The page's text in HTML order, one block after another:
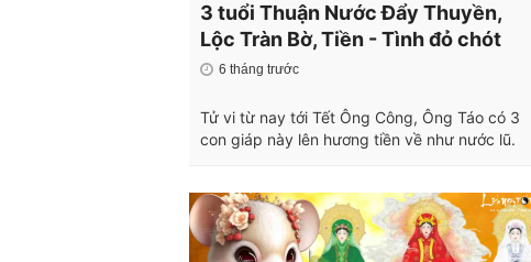
3 tuổi Thuận Nước Đẩy Thuyền,
Lộc Tràn Bờ, Tiền - Tình đỏ chót
6 tháng trước
Tử vi từ nay tới Tết Ông Công, Ông Táo có 3
con giáp này lên hương tiền về như nước lũ.